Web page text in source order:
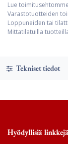
Lue toimitusehtomme
Varastotuotteiden
Loppuneiden tai
Mittatilatuilla
Tekniset tiedot
Hyödyllisiä linkkejä